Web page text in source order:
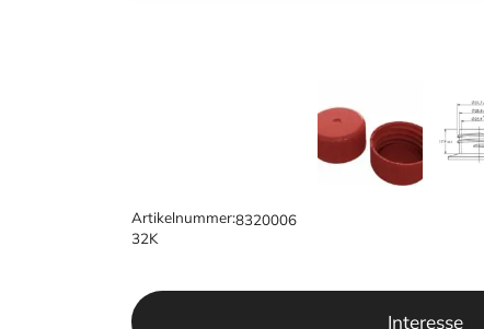
Artikelnummer:8320006
32K
Interesse